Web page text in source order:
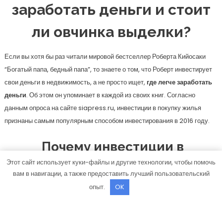
заработать деньги и стоит
ли овчинка выделки?
Если вы хотя бы раз читали мировой бестселлер Роберта Кийосаки
“Богатый папа, бедный папа”, то знаете о том, что Роберт инвестирует
свои деньги в недвижимость, а не просто ищет, где легче заработать
деньги. Об этом он упоминает в каждой из своих книг. Согласно
данным опроса на сайте siapress.ru, инвестиции в покупку жилья
признаны самым популярным способом инвестирования в 2016 году.
Почему инвестиции в
недвижимость не отвечают на
вопрос, как заработать деньги
Этот сайт использует куки-файлы и другие технологии, чтобы помочь
вам в навигации, а также предоставить лучший пользовательский
опыт.
OK